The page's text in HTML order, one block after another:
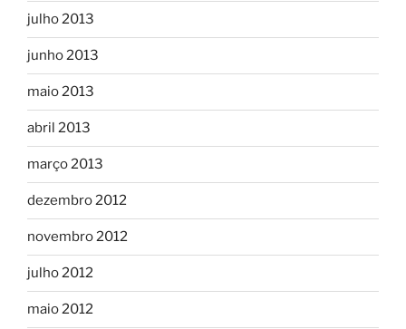
julho 2013
junho 2013
maio 2013
abril 2013
março 2013
dezembro 2012
novembro 2012
julho 2012
maio 2012